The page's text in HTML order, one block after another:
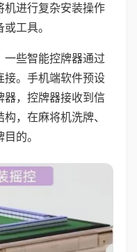
机进行复杂安装操作
工具。
一些智能控牌器通过
接。手机端软件预设
器，控牌器接收到信
，在麻将机洗牌、
的。